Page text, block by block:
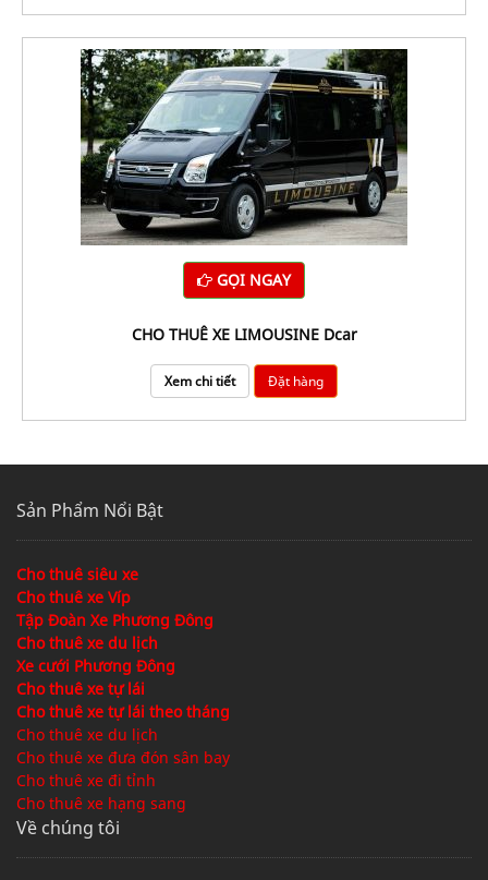
GỌI NGAY
CHO THUÊ XE LIMOUSINE Dcar
Xem chi tiết Đặt hàng
Sản Phẩm Nổi Bật
Cho thuê siêu xe
Cho thuê xe Víp
Tập Đoàn Xe Phương Đông
Cho thuê xe du lịch
Xe cưới Phương Đông
Cho thuê xe tự lái
Cho thuê xe tự lái theo tháng
Cho thuê xe du lịch
Cho thuê xe đưa đón sân bay
Cho thuê xe đi tỉnh
Cho thuê xe hạng sang
Về chúng tôi